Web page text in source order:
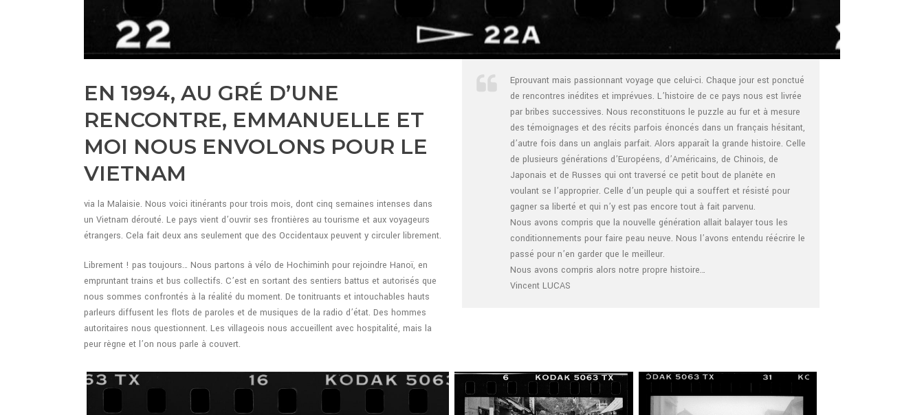
EN 1994, AU GRÉ D’UNE
RENCONTRE, EMMANUELLE ET
MOI NOUS ENVOLONS POUR LE
VIETNAM
via la Malaisie. Nous voici itinérants pour trois mois, dont cinq semaines intenses dans
un Vietnam dérouté. Le pays vient d’ouvrir ses frontières au tourisme et aux voyageurs
étrangers. Cela fait deux ans seulement que des Occidentaux peuvent y circuler librement.
Librement ! pas toujours… Nous partons à vélo de Hochiminh pour rejoindre Hanoï, en
empruntant trains et bus collectifs. C’est en sortant des sentiers battus et autorisés que
nous sommes confrontés à la réalité du moment. De tonitruants et intouchables hauts
parleurs diffusent les flots de paroles et de musiques de la radio d’état. Des hommes
autoritaires nous questionnent. Les villageois nous accueillent avec hospitalité, mais la
peur règne et l’on nous parle à couvert.
Eprouvant mais passionnant voyage que celui-ci. Chaque jour est ponctué
de rencontres inédites et imprévues. L’histoire de ce pays nous est livrée
par bribes successives. Nous reconstituons le puzzle au fur et à mesure
des témoignages et des récits parfois énoncés dans un français hésitant,
d’autre fois dans un anglais parfait. Alors apparaît la grande histoire. Celle
de plusieurs générations d’Européens, d’Américains, de Chinois, de
Japonais et de Russes qui ont traversé ce petit bout de planète en
voulant se l’approprier. Celle d’un peuple qui a souffert et résisté pour
gagner sa liberté et qui n’y est pas encore tout à fait parvenu.
Nous avons compris que la nouvelle génération allait balayer tous les
conditionnements pour faire peau neuve. Nous l’avons entendu réécrire le
passé pour n’en garder que le meilleur.
Nous avons compris alors notre propre histoire…
Vincent LUCAS